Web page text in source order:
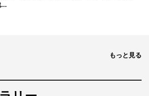
…
もっと見る